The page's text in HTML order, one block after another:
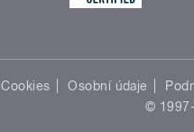
Cookies Osobní údaje
©